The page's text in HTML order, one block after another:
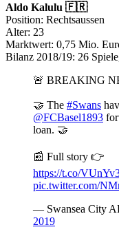
Aldo Kalulu 🇫🇷
Position: Rechtsaussen
Alter: 23
Marktwert: 0,75 Mio.
Bilanz 2018/19: 26
🚨 BREAKING
🤝 The #Swans
@FCBasel1893
loan. 🤝
📰 Full story 👉
https://t.co/
pic.twitter.com/
— Swansea City
2019